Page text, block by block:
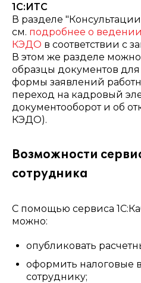
1С:ИТС
В разделе
см. подробнее о
КЭДО в соответствии с
В этом же разделе
образцы документов
формы заявлений
переход на кадровый
документооборот и об
КЭДО).
Возможности
сотрудника
С помощью сервиса
можно:
опубликовать
оформить налоговые
сотруднику;